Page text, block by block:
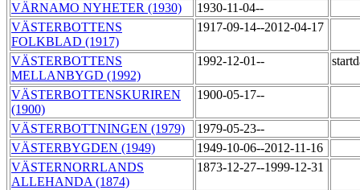
VÄRNAMO NYHETER (1930)
1930-11-04--
VÄSTERBOTTENS
FOLKBLAD (1917)
1917-09-14--2012-04-17
VÄSTERBOTTENS
MELLANBYGD (1992)
1992-12-01--
VÄSTERBOTTENSKURIREN
(1900)
1900-05-17--
VÄSTERBOTTNINGEN (1979)
1979-05-23--
VÄSTERBYGDEN (1949)
1949-10-06--2012-11-16
VÄSTERNORRLANDS
ALLEHANDA (1874)
1873-12-27--1999-12-31